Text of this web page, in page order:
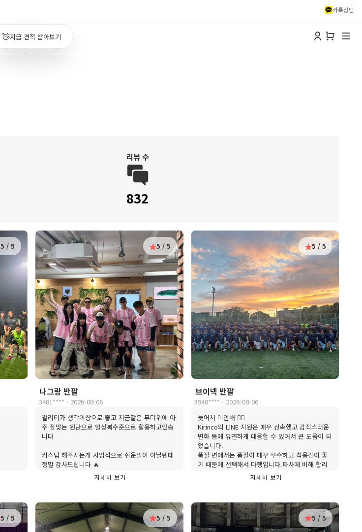
카톡상담
👋지금 견적 받아보기
리뷰 수
832
5 / 5 5 / 5
나그랑 반팔
3481**** · 2026-08-06
퀄리티가 생각이상으로 좋고 지금같은 무더위에 아
주 잘맞는 원단으로 일상복수준으로 활용하고있습
니다
커스텀 해주시는게 사업적으로 쉬운일이 아닐텐데
정말 감사드립니다 🔥
자세히 보기
5 / 5
브이넥 반팔
3948**** · 2026-08-06
늦어서 미안해 🙇‍♂️
Kirinco의 LINE 지원은 매우 신속했고 갑작스러운
변화 등에 유연하게 대응할 수 있어서 큰 도움이 되
었습니다.
품질 면에서는 품질이 매우 우수하고 착용감이 좋
기 때문에 선택해서 다행입니다.타사에 비해 합리
적이고 다음 기회에 키린코에 꼭 부탁하고 싶어요.
자세히 보기
5 / 5 5 / 5 5 / 5